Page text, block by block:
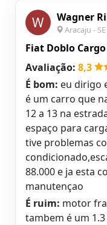
W Wagner
Aracaju - SE
Fiat Doblo Cargo
Avaliação: 8,3
É bom: eu dirigo
é um carro que
12 a 13 na
espaço para
tive problemas
88.000 e ja esta
manutençao
É ruim: motor
tambem é um 1.3